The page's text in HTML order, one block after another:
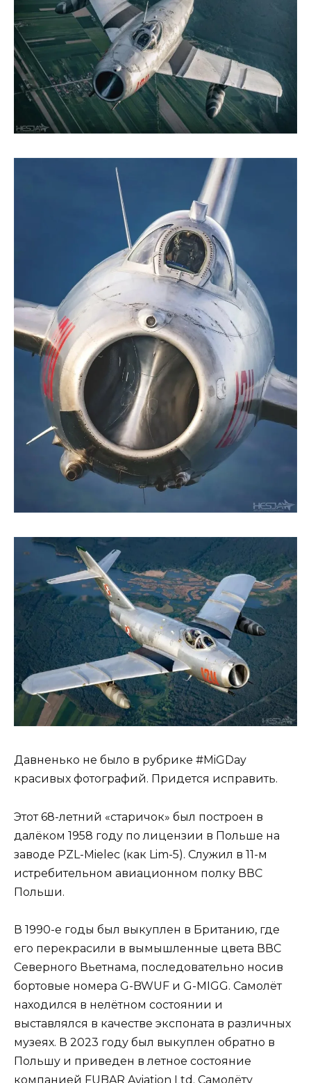
Давненько не было в рубрике #MiGDay
красивых фотографий. Придется исправить.
Этот 68-летний «старичок» был построен в
далёком 1958 году по лицензии в Польше на
заводе PZL-Mielec (как Lim-5). Служил в 11-м
истребительном авиационном полку ВВС
Польши.
В 1990-е годы был выкуплен в Британию, где
его перекрасили в вымышленные цвета ВВС
Северного Вьетнама, последовательно носив
бортовые номера G-BWUF и G-MIGG. Самолёт
находился в нелётном состоянии и
выставлялся в качестве экспоната в различных
музеях. В 2023 году был выкуплен обратно в
Польшу и приведен в летное состояние
компанией FUBAR Aviation Ltd. Самолёту